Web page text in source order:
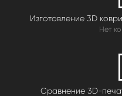
Изготовление 3D
Нет
Сравнение 3D-